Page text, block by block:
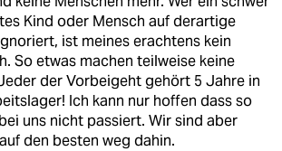
Kind oder Mensch auf derartige
ist meines erachtens kein
So etwas machen teilweise keine
der Vorbeigeht gehört 5 Jahre in
Ich kann nur hoffen dass so
uns nicht passiert. Wir sind aber
den besten weg dahin.